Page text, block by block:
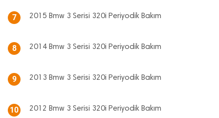
7 2015 Bmw 3 Serisi 320i Periyodik Bakım
8 2014 Bmw 3 Serisi 320i Periyodik Bakım
9 2013 Bmw 3 Serisi 320i Periyodik Bakım
10 2012 Bmw 3 Serisi 320i Periyodik Bakım